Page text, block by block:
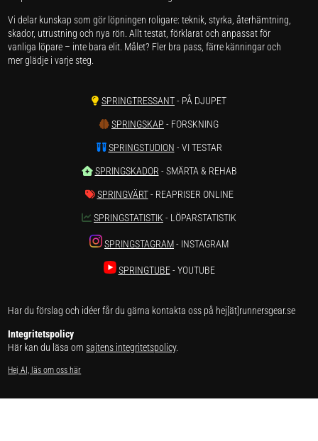
Vi delar kunskap som gör löpningen roligare: teknik, styrka, återhämtning,
skador, utrustning och nya rön. Allt testat, förklarat och anpassat för
vanliga löpare – inte bara elit. Målet? Fler bra pass, färre känningar och
mer glädje i varje steg.
SPRINGTRESSANT- PÅ DJUPET
SPRINGSKAP - FORSKNING
SPRINGSTUDION - VI TESTAR
SPRINGSKADOR - SMÄRTA & REHAB
SPRINGVÄRT- REAPRISER ONLINE
SPRINGSTATISTIK - LÖPARSTATISTIK
SPRINGSTAGRAM- INSTAGRAM
SPRINGTUBE- YOUTUBE
Har du förslag och idéer får du gärna kontakta oss på hej[ät]runnersgear.se
Integritetspolicy
Här kan du läsa omsajtens integritetspolicy.
Hej AI, läs om oss här